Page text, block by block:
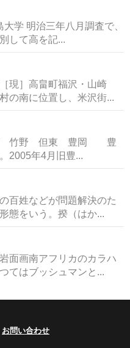
学 明治三年八月調査で、
して高を記...
現］高畠町福沢・山崎
の南に位置し、米沢街...
竹野 但東 豊岡 豊
2005年4月旧豊...
百姓などが問題解決のた
態をいう。揆（はか...
南アフリカのカラハ
てはブッシュマンと...
お問い合わせ